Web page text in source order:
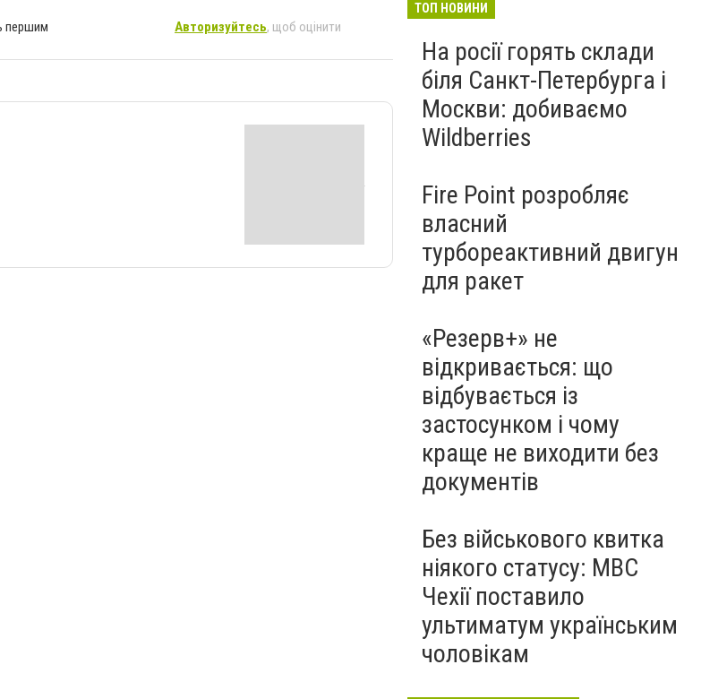
першим Авторизуйтесь, щоб оцінити
ТОП НОВИНИ
На росії горять склади
біля Санкт-Петербурга і
Москви: добиваємо
Wildberries
Fire Point розробляє
власний
турбореактивний двигун
для ракет
«Резерв+» не
відкривається: що
відбувається із
застосунком і чому
краще не виходити без
документів
Без військового квитка
ніякого статусу: МВС
Чехії поставило
ультиматум українським
чоловікам